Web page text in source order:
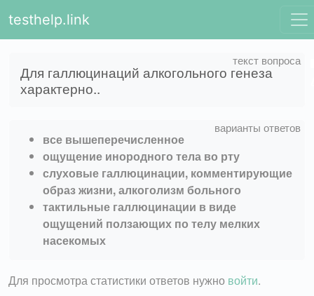
testhelp.link
Для галлюцинаций алкогольного генеза
характерно..
все вышеперечисленное
ощущение инородного тела во рту
слуховые галлюцинации, комментирующие
образ жизни, алкоголизм больного
тактильные галлюцинации в виде
ощущений ползающих по телу мелких
насекомых
Для просмотра статистики ответов нужно войти.